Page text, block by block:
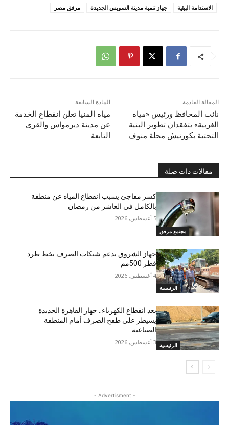
الاستدامة البيئية
جهاز تنمية مدينة السويس الجديدة مرفق مصر
المادة السابقة
مياه المنيا تعلن انقطاع الخدمة
عن مدينة ديرمواس والقرى
التابعة
المقالة القادمة
نائب المحافظ ورئيس «مياه
الغربية» يتفقدان تطوير البنية
التحتية بكورنيش محلة منوف
مقالات ذات صلة
مجتمع مرفق
كسر مفاجئ يسبب انقطاع المياه عن منطقة
بالكامل في العاشر من رمضان
5 أغسطس, 2026
الرئيسية
جهاز الشروق يدعم شبكات الصرف بخط طرد
قطر 500مم
4 أغسطس, 2026
الرئيسية
بعد انقطاع الكهرباء.. جهاز القاهرة الجديدة
يسيطر على طفح الصرف أمام المنطقة
الصناعية
3 أغسطس, 2026
- Advertisment -